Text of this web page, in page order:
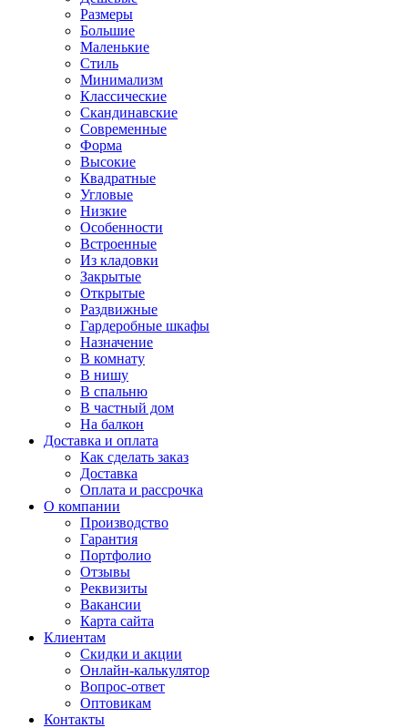
Размеры
Большие
Маленькие
Стиль
Минимализм
Классические
Скандинавские
Современные
Форма
Высокие
Квадратные
Угловые
Низкие
Особенности
Встроенные
Из кладовки
Закрытые
Открытые
Раздвижные
Гардеробные шкафы
Назначение
В комнату
В нишу
В спальню
В частный дом
На балкон
Доставка и оплата
Как сделать заказ
Доставка
Оплата и рассрочка
О компании
Производство
Гарантия
Портфолио
Отзывы
Реквизиты
Вакансии
Карта сайта
Клиентам
Скидки и акции
Онлайн-калькулятор
Вопрос-ответ
Оптовикам
Контакты